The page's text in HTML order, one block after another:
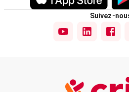
Suivez-